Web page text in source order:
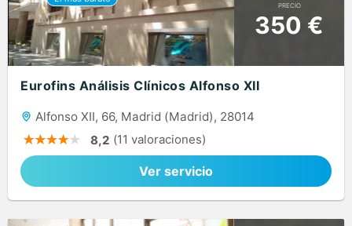
PRECIO
350 €
Eurofins Análisis Clínicos Alfonso XII
Alfonso XII, 66, Madrid (Madrid), 28014
8,2 (11 valoraciones)
Ver servicio